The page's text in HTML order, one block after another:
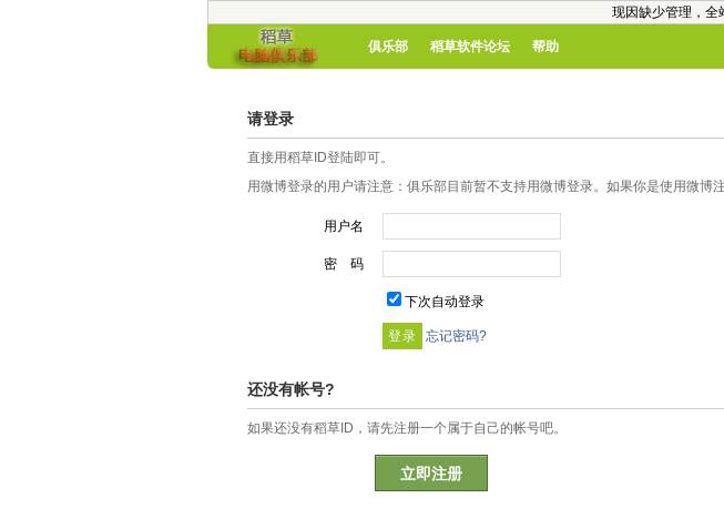
现因缺少管理，全
俱乐部 稻草软件论坛 帮助
请登录
直接用稻草ID登陆即可。
用微博登录的用户请注意：俱乐部目前暂不支持用微博登录。如果你是使用微博
用户名
密 码
下次自动登录
忘记密码?
还没有帐号?
如果还没有稻草ID，请先注册一个属于自己的帐号吧。
立即注册